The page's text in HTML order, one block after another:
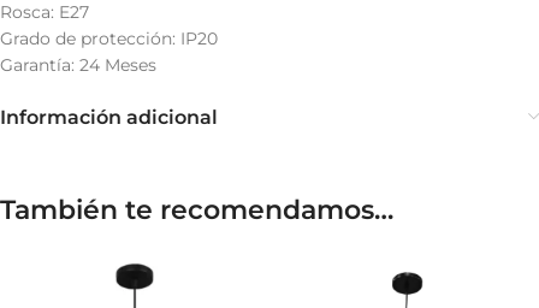
Rosca: E27
Grado de protección: IP20
Garantía: 24 Meses
Información adicional
También te recomendamos…